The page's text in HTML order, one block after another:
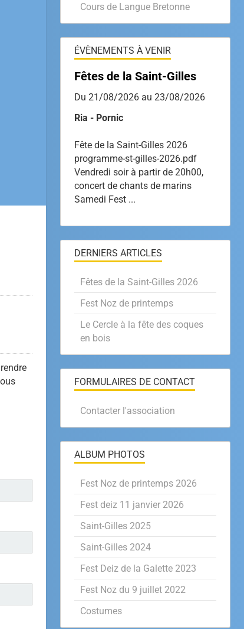
Cours de Langue Bretonne
ÉVÈNEMENTS À VENIR
Fêtes de la Saint-Gilles
Du 21/08/2026 au 23/08/2026
Ria - Pornic
Fête de la Saint-Gilles 2026
programme-st-gilles-2026.pdf
Vendredi soir à partir de 20h00,
concert de chants de marins
Samedi Fest ...
DERNIERS ARTICLES
Fêtes de la Saint-Gilles 2026
Fest Noz de printemps
Le Cercle à la fête des coques
en bois
FORMULAIRES DE CONTACT
Contacter l'association
ALBUM PHOTOS
Fest Noz de printemps 2026
Fest deiz 11 janvier 2026
Saint-Gilles 2025
Saint-Gilles 2024
Fest Deiz de la Galette 2023
Fest Noz du 9 juillet 2022
Costumes